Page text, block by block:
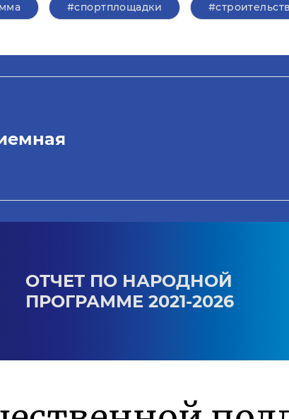
#спортплощадки
ОТЧЕТ ПО НАРОДНОЙ
ПРОГРАММЕ 2021-2026